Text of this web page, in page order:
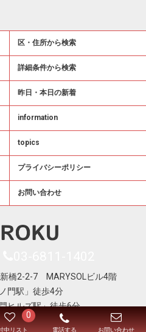
区・住所から検索
詳細条件から検索
昨日・本日の新着
information
topics
プライバシーポリシー
お問い合わせ
橋2-2-7 MARYSOLビル4階
門駅」徒歩4分
ヒルズ駅」徒歩6分
All Right Reserved
0
中リスト 電話する お問い合わせ